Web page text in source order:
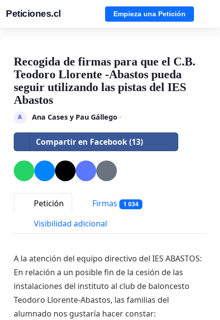
Peticiones.cl Empieza una Petición
Recogida de firmas para que el C.B.
Teodoro Llorente -Abastos pueda
seguir utilizando las pistas del IES
Abastos
A Ana Cases y Pau Gállego·
Compartir en Facebook (13)
Petición Firmas 1 034
Visibilidad adicional
A la atención del equipo directivo del IES ABASTOS:
En relación a un posible fin de la cesión de las
instalaciones del instituto al club de baloncesto
Teodoro Llorente-Abastos, las familias del
alumnado nos gustaría hacer constar: